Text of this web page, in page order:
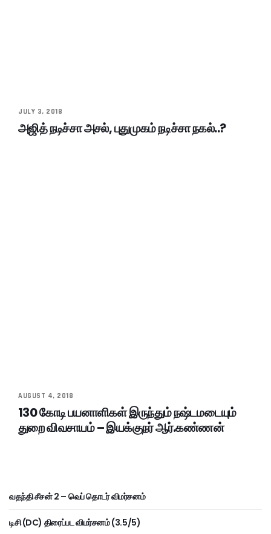
JULY 3, 2018
அஜித் நடிச்சா அசல், புதுமுகம் நடிச்சா நகல்..?
AUGUST 4, 2018
130 கோடி பயனாளிகள் இருந்தும் நஷ்டமடையும்
துறை விவசாயம் – இயக்குநர் ஆர்.கண்ணன்
வதந்தி சீசன் 2 – வெப் தொடர் விமர்சனம்
டிசி (DC) திரைப்பட விமர்சனம் (3.5/5)